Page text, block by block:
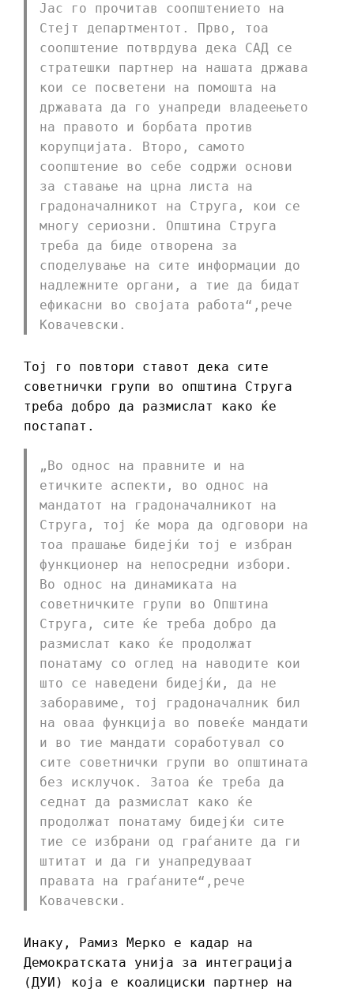
Јас го прочитав соопштението на
Стејт департментот. Прво, тоа
соопштение потврдува дека САД се
стратешки партнер на нашата држава
кои се посветени на помошта на
државата да го унапреди владеењето
на правото и борбата против
корупцијата. Второ, самото
соопштение во себе содржи основи
за ставање на црна листа на
градоначалникот на Струга, кои се
многу сериозни. Општина Струга
треба да биде отворена за
споделување на сите информации до
надлежните органи, а тие да бидат
ефикасни во својата работа“,рече
Ковачевски.
Тој го повтори ставот дека сите
советнички групи во општина Струга
треба добро да размислат како ќе
постапат.
„Во однос на правните и на
етичките аспекти, во однос на
мандатот на градоначалникот на
Струга, тој ќе мора да одговори на
тоа прашање бидејќи тој е избран
функционер на непосредни избори.
Во однос на динамиката на
советничките групи во Општина
Струга, сите ќе треба добро да
размислат како ќе продолжат
понатаму со оглед на наводите кои
што се наведени бидејќи, да не
заборавиме, тој градоначалник бил
на оваа функција во повеќе мандати
и во тие мандати соработувал со
сите советнички групи во општината
без исклучок. Затоа ќе треба да
седнат да размислат како ќе
продолжат понатаму бидејќи сите
тие се избрани од граѓаните да ги
штитат и да ги унапредуваат
правата на граѓаните“,рече
Ковачевски.
Инаку, Рамиз Мерко е кадар на
Демократската унија за интеграција
(ДУИ) која е коалициски партнер на